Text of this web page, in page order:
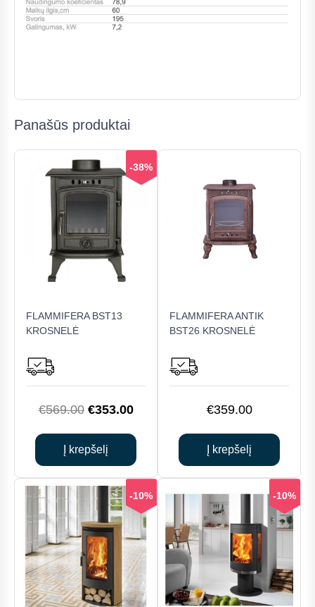
Panašūs produktai
-38%
FLAMMIFERA BST13
KROSNELĖ
€569.00 Original
was:
€569.00.
€353.00Current
€353.00.
Į krepšelį
FLAMMIFERA ANTIK
BST26 KROSNELĖ
€359.00
Į krepšelį
-10% -10%